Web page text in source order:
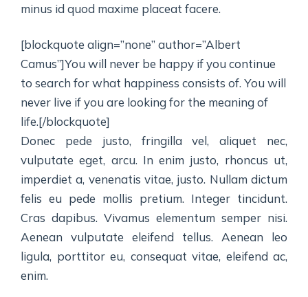
minus id quod maxime placeat facere.
[blockquote align=”none” author=”Albert
Camus”]You will never be happy if you continue
to search for what happiness consists of. You will
never live if you are looking for the meaning of
life.[/blockquote]
Donec pede justo, fringilla vel, aliquet nec,
vulputate eget, arcu. In enim justo, rhoncus ut,
imperdiet a, venenatis vitae, justo. Nullam dictum
felis eu pede mollis pretium. Integer tincidunt.
Cras dapibus. Vivamus elementum semper nisi.
Aenean vulputate eleifend tellus. Aenean leo
ligula, porttitor eu, consequat vitae, eleifend ac,
enim.